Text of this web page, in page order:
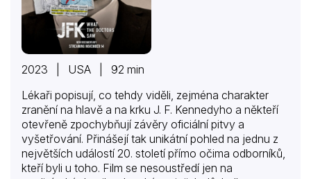
2023 | USA | 92 min
Lékaři popisují, co tehdy viděli, zejména charakter
zranění na hlavě a na krku J. F. Kennedyho a někteří
otevřeně zpochybňují závěry oficiální pitvy a
vyšetřování. Přinášejí tak unikátní pohled na jednu z
největších událostí 20. století přímo očima odborníků,
kteří byli u toho. Film se nesoustředí jen na